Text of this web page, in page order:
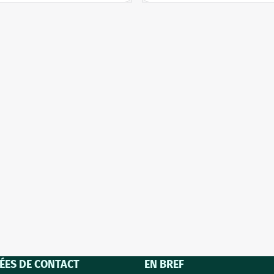
DE CONTACT EN BREF